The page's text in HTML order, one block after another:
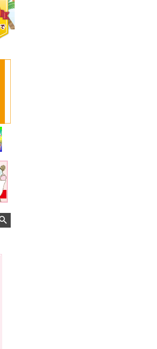
おまけありがとうございま
した。早速レビューを書き